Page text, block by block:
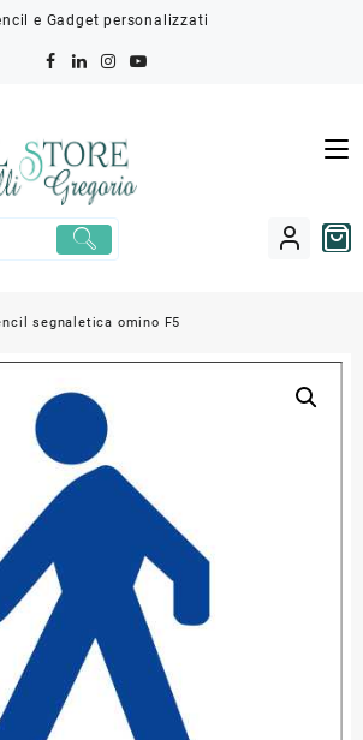
e Gadget personalizzati
segnaletica omino F5